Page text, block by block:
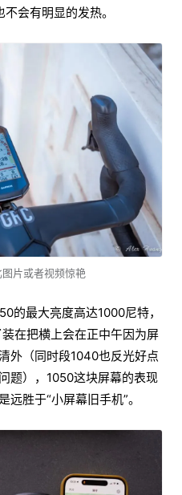
会有明显的发热。
片或者视频惊艳
的最大亮度高达1000尼特，
在把横上会在正中午因为屏
外（同时段1040也反光好点
题），1050这块屏幕的表现
胜于“小屏幕旧手机”。